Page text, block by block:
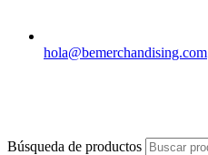
hola@bemerchandising.com
Búsqueda de productos